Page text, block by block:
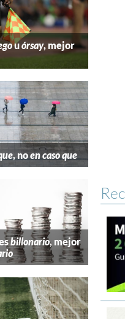
uórsay, mejor
, noen caso que
billonario, mejor